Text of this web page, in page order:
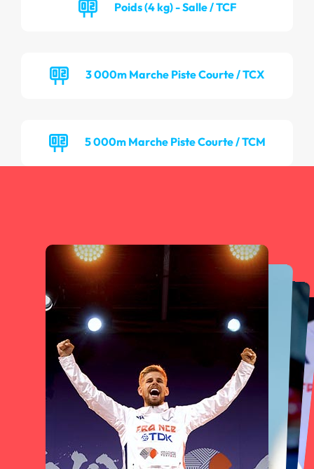
Poids (4 kg) - Salle / TCF
3 000m Marche Piste Courte / TCX
5 000m Marche Piste Courte / TCM